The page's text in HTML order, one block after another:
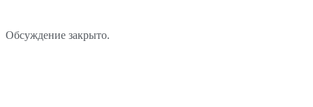
Обсуждение закрыто.